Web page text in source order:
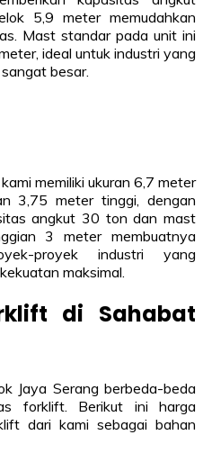
5,9 meter memudahkan
Mast standar pada unit ini
ideal untuk industri yang
besar.
memiliki ukuran 6,7 meter
3,75 meter tinggi, dengan
angkut 30 ton dan mast
3 meter membuatnya
proyek industri yang
maksimal.
di Sahabat
Jaya Serang berbeda-beda
forklift. Berikut ini harga
dari kami sebagai bahan